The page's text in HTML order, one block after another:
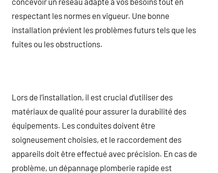
respectant les normes en vigueur. Une bonne
installation prévient les problèmes futurs tels que les
fuites ou les obstructions.
Lors de l’installation, il est crucial d’utiliser des
matériaux de qualité pour assurer la durabilité des
équipements. Les conduites doivent être
soigneusement choisies, et le raccordement des
appareils doit être effectué avec précision. En cas de
problème, un dépannage plomberie rapide est